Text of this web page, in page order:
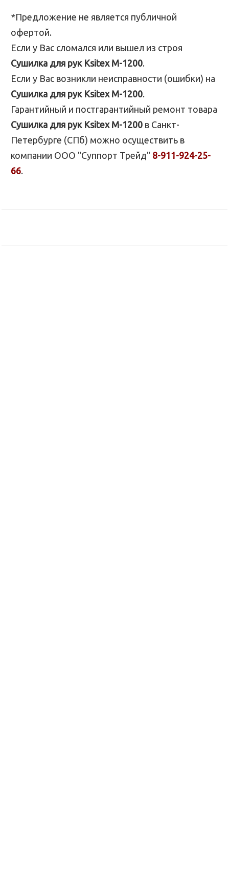
*Предложение не является публичной
офертой.
Если у Вас сломался или вышел из строя
Сушилка для рук Ksitex M-1200.
Если у Вас возникли неисправности (ошибки) на
Сушилка для рук Ksitex M-1200.
Гарантийный и постгарантийный ремонт товара
Сушилка для рук Ksitex M-1200 в Санкт-
Петербурге (СПб) можно осуществить в
компании ООО "Суппорт Трейд" 8-911-924-25-
66.